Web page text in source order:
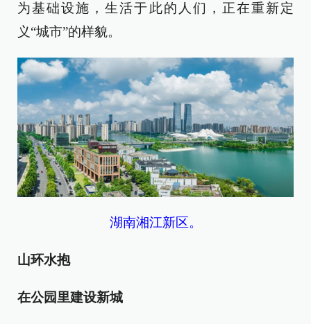
为基础设施，生活于此的人们，正在重新定
义“城市”的样貌。
湖南湘江新区。
山环水抱
在公园里建设新城